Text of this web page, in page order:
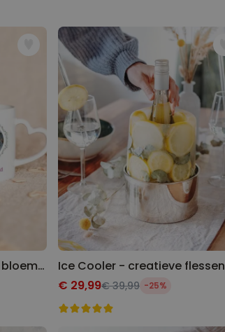
Gepersonaliseerde mok bloemenkrans met foto en tekst
€ 29,99€ 39,99 -25%